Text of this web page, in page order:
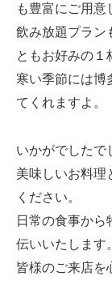
も豊富にご用意
飲み放題プラン
ともお好みの１
寒い季節には博
てくれますよ。
いかがでしたで
美味しいお料理
ください。
日常の食事か
伝いいたします。
皆様のご来店を